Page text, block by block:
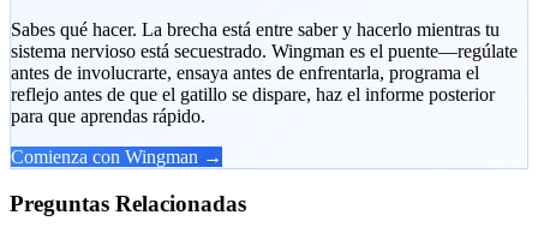
Sabes qué hacer. La brecha está entre saber y hacerlo mientras tu
sistema nervioso está secuestrado. Wingman es el puente—regúlate
antes de involucrarte, ensaya antes de enfrentarla, programa el
reflejo antes de que el gatillo se dispare, haz el informe posterior
para que aprendas rápido.
Comienza con Wingman →
Preguntas Relacionadas